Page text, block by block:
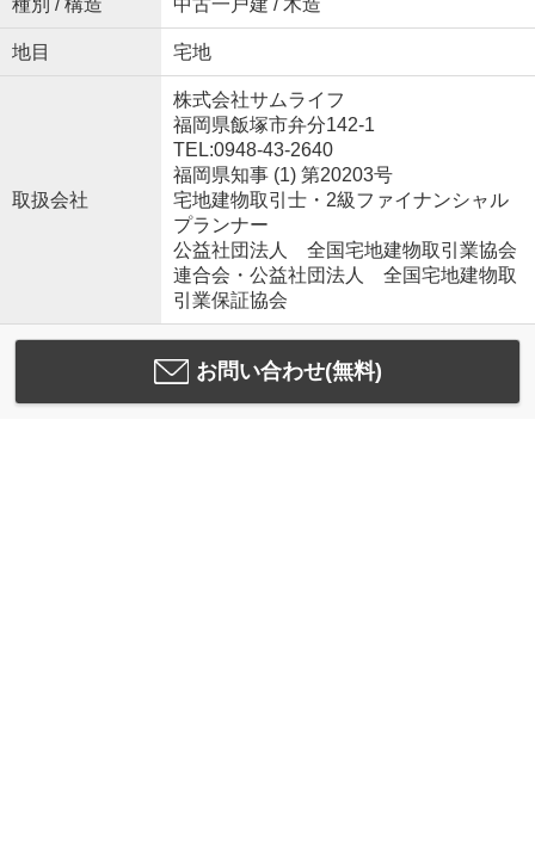
種別 / 構造 中古一戸建 / 木造
地目 宅地
取扱会社
株式会社サムライフ
福岡県飯塚市弁分142-1
TEL:0948-43-2640
福岡県知事 (1) 第20203号
宅地建物取引士・2級ファイナンシャル
プランナー
公益社団法人 全国宅地建物取引業協会
連合会・公益社団法人 全国宅地建物取
引業保証協会
お問い合わせ(無料)